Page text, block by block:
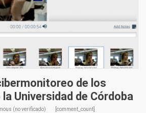
de los
Universidad de Córdoba
(no verificado) [comment_count]